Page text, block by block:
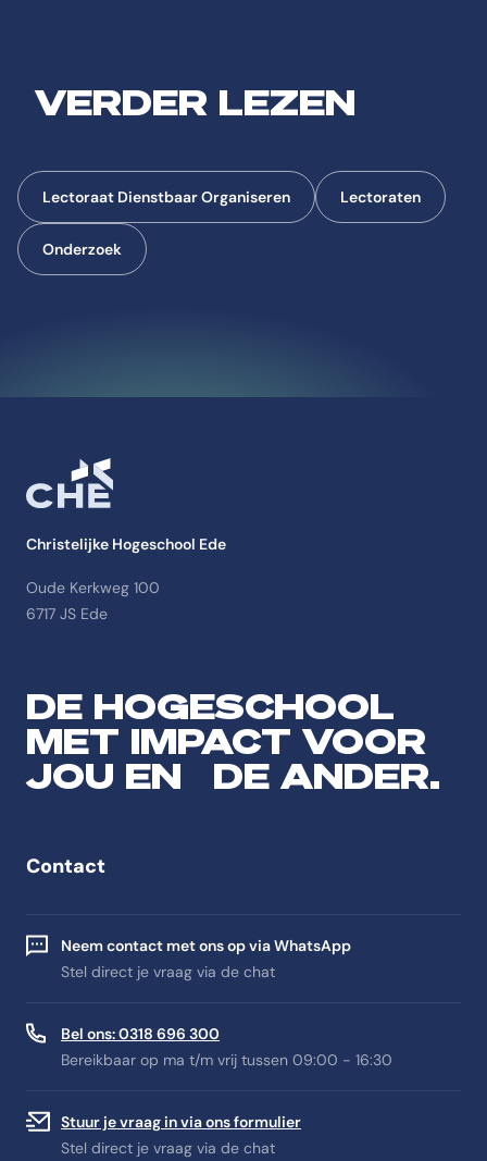
VERDER LEZEN
Lectoraat Dienstbaar Organiseren Lectoraten
Onderzoek
Christelijke Hogeschool Ede
Oude Kerkweg 100
6717 JS Ede
DE HOGESCHOOL
MET IMPACT VOOR
JOU EN DE ANDER.
Contact
Neem contact met ons op via WhatsApp
Stel direct je vraag via de chat
Bel ons: 0318 696 300
Bereikbaar op ma t/m vrij tussen 09:00 - 16:30
Stuur je vraag in via ons formulier
Stel direct je vraag via de chat